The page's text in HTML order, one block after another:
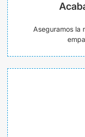
Aseguramos la